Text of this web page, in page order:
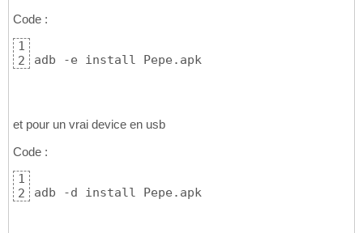
Code :
1
2
adb -e install Pepe.apk
et pour un vrai device en usb
Code :
1
2
adb -d install Pepe.apk